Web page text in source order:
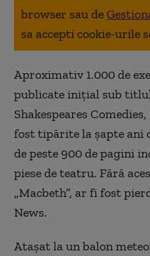
browser sau de
sa accepti cookie-urile
Aproximativ 1.000 de
publicate iniţial sub
Shakespeares
fost tipărite la şapte ani
de peste 900 de pagini
piese de teatru. Fără
„Macbeth”, ar fi fost
News.
Ataşat la un balon